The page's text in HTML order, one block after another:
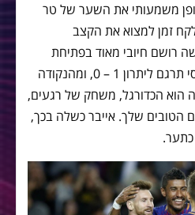
משמעותי את השער של טר
זמן למצוא את הקצב
רושם חיובי מאוד בפתיחת
העונה הזו, סחט פנדל שמסי תרגם ליתרון 1 – 0, ומהנקודה
הוא הכדורגל, משחק של רגעים,
הטובים שלך. אייבר כשלה בכך,